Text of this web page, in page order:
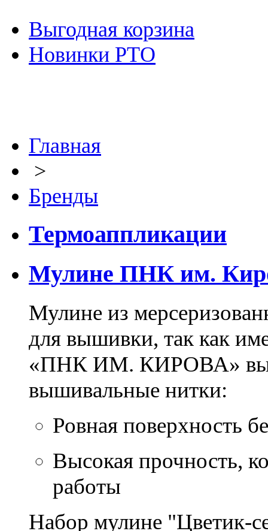
Выгодная корзина
Новинки РТО
Главная
>
Бренды
Термоаппликации
Мулине ПНК им.
Мулине из
для вышивки, так как
«ПНК ИМ. КИРОВА»
вышивальные нитки:
Ровная поверхность
Высокая прочность,
работы
Набор мулине "Цветик-